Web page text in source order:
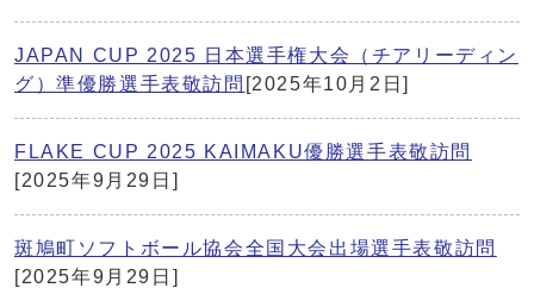
JAPAN CUP 2025 日本選手権大会（チアリーディン
グ）準優勝選手表敬訪問 [2025年10月2日]
FLAKE CUP 2025 KAIMAKU優勝選手表敬訪問
[2025年9月29日]
斑鳩町ソフトボール協会全国大会出場選手表敬訪問
[2025年9月29日]